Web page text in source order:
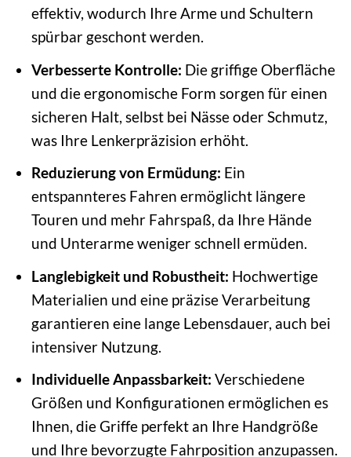
effektiv, wodurch Ihre Arme und Schultern
spürbar geschont werden.
Verbesserte Kontrolle: Die griffige Oberfläche
und die ergonomische Form sorgen für einen
sicheren Halt, selbst bei Nässe oder Schmutz,
was Ihre Lenkerpräzision erhöht.
Reduzierung von Ermüdung: Ein
entspannteres Fahren ermöglicht längere
Touren und mehr Fahrspaß, da Ihre Hände
und Unterarme weniger schnell ermüden.
Langlebigkeit und Robustheit: Hochwertige
Materialien und eine präzise Verarbeitung
garantieren eine lange Lebensdauer, auch bei
intensiver Nutzung.
Individuelle Anpassbarkeit: Verschiedene
Größen und Konfigurationen ermöglichen es
Ihnen, die Griffe perfekt an Ihre Handgröße
und Ihre bevorzugte Fahrposition anzupassen.